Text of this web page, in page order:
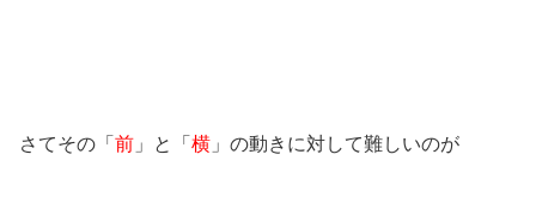
さてその「 前 」と「 横 」の動きに対して難しいのが